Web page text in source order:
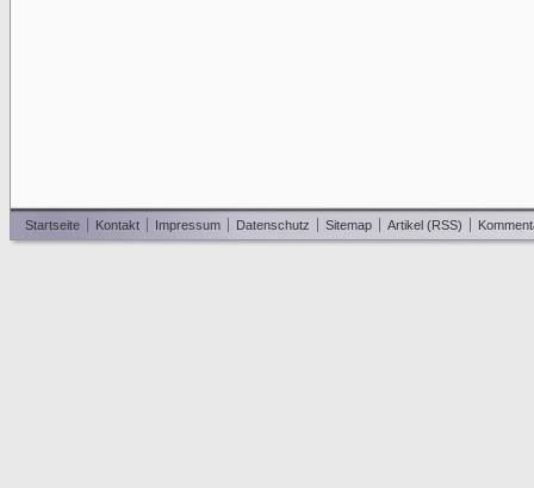
Startseite Kontakt Impressum Datenschutz Sitemap Artikel (RSS)